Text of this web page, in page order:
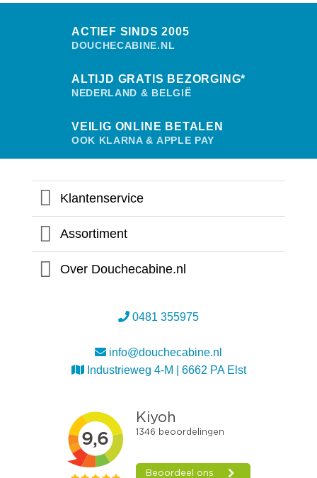
ACTIEF SINDS 2005
DOUCHECABINE.NL
ALTIJD GRATIS BEZORGING*
NEDERLAND & BELGIË
VEILIG ONLINE BETALEN
OOK KLARNA & APPLE PAY
Klantenservice
Assortiment
Over Douchecabine.nl
0481 355975
info@douchecabine.nl
Industrieweg 4-M | 6662 PA Elst